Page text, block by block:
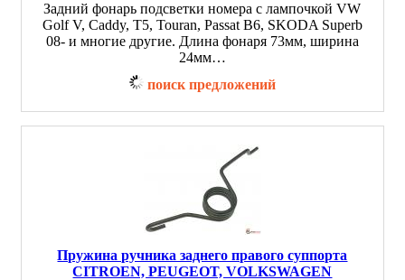
Задний фонарь подсветки номера c лампочкой VW
Golf V, Caddy, T5, Touran, Passat B6, SKODA Superb
08- и многие другие. Длина фонаря 73мм, ширина
24мм…
поиск предложений
Пружина ручника заднего правого суппорта
CITROEN, PEUGEOT, VOLKSWAGEN